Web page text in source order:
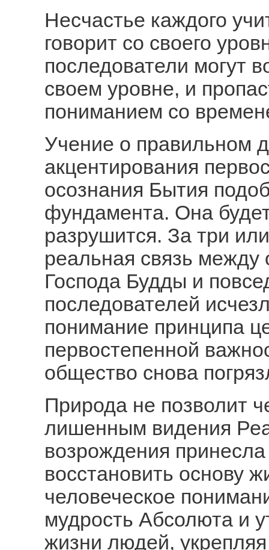
Несчастье каждого
говорит со своего
последователи могут
своем уровне, и
пониманием со
Учение о правильном
акцентирования
осознания Бытия
фундамента. Она
разрушится. За три
реальная связь
Господа Будды и
последователей
понимание принципа
первостепенной
общество снова
Природа не позволит
лишенным видения
возрождения
восстановить основу
человеческое
мудрость Абсолюта и
жизни людей,